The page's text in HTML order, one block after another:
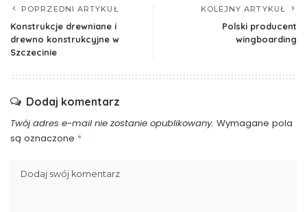
POPRZEDNI ARTYKUŁ
Konstrukcje drewniane i
drewno konstrukcyjne w
Szczecinie
KOLEJNY ARTYKUŁ
Polski producent
wingboarding
Dodaj komentarz
Twój adres e-mail nie zostanie opublikowany. Wymagane pola
są oznaczone *